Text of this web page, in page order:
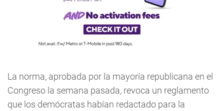
La norma, aprobada por la mayoría republicana en el
Congreso la semana pasada, revoca un reglamento
que los demócratas habían redactado para la